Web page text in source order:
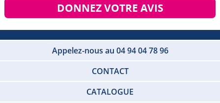
DONNEZ VOTRE AVIS
Appelez-nous au 04 94 04 78 96
CONTACT
CATALOGUE